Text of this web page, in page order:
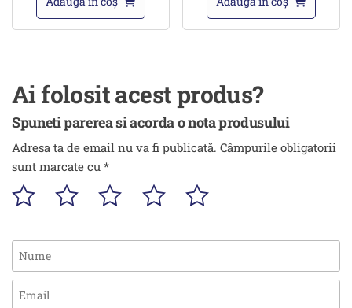
Ai folosit acest produs?
Spuneti parerea si acorda o nota produsului
Adresa ta de email nu va fi publicată. Câmpurile obligatorii
sunt marcate cu *